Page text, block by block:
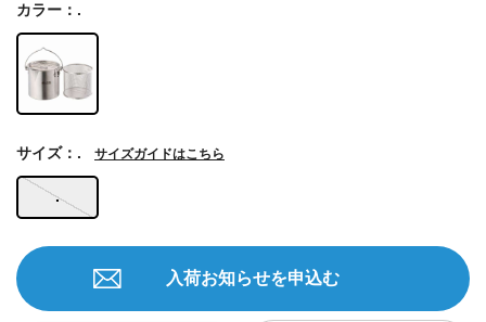
カラー：.
.
サイズ：. サイズガイドはこちら
入荷お知らせを申込む